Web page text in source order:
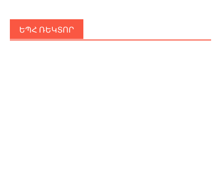
ԵՊՀ ՌԵԿՏՈՐ